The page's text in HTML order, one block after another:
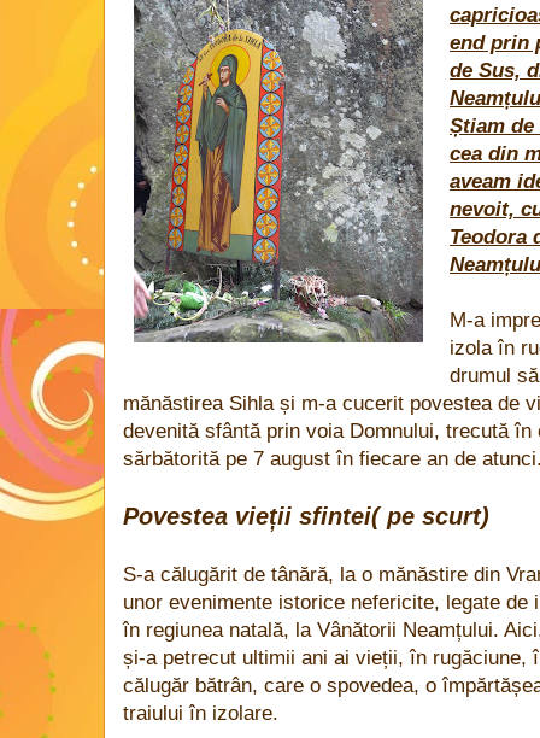
end prin
de Sus,
Știam
cea din
aveam
nevoit,
Teodora
M-a
izola în
drumul
mănăstirea Sihla și m-a cucerit povestea de
devenită sfântă prin voia Domnului, trecută
sărbătorită pe 7 august în fiecare an de
Povestea vieții sfintei( pe scurt)
S-a călugărit de tânără, la o mănăstire din
unor evenimente istorice nefericite, legate
în regiunea natală, la Vânătorii Neamțului.
și-a petrecut ultimii ani ai vieții, în rugăciune,
călugăr bătrân, care o spovedea, o
traiului în izolare.